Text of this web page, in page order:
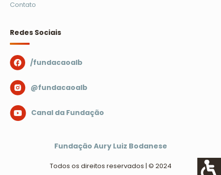
Contato
Redes Sociais
/fundacaoalb
@fundacaoalb
Canal da Fundação
Fundação Aury Luiz Bodanese
Todos os direitos reservados | © 2024